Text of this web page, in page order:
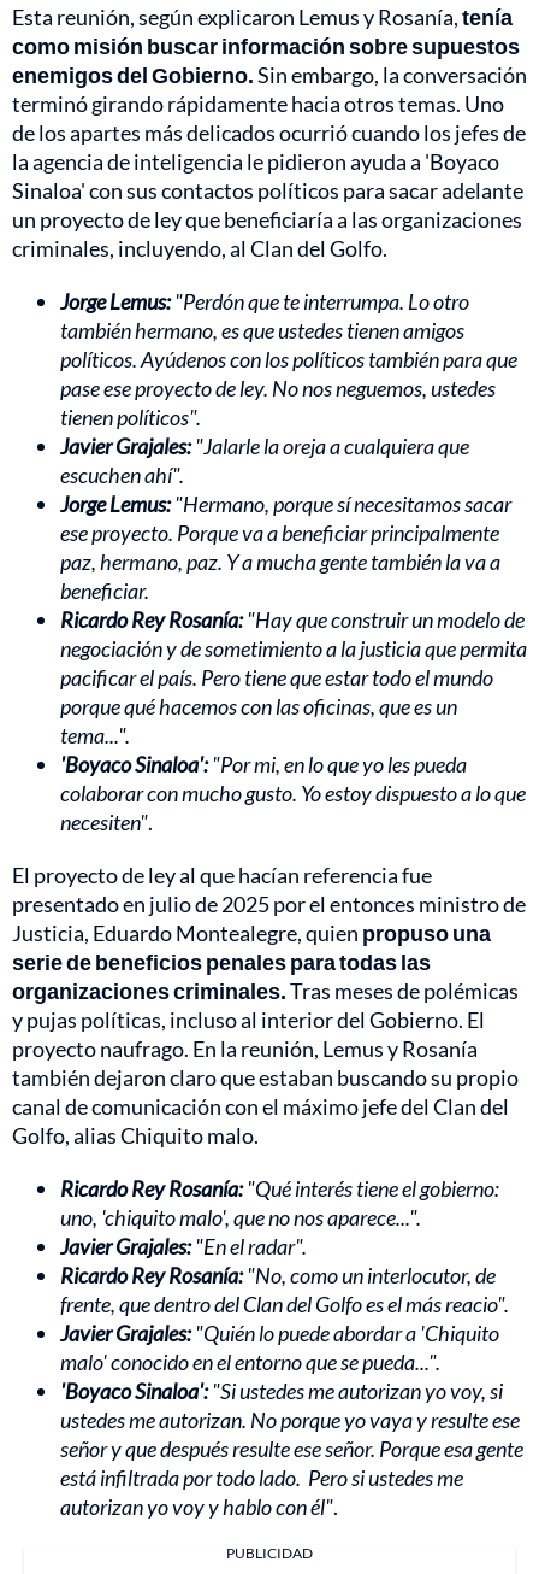
Esta reunión, según explicaron Lemus y Rosanía,tenía
como misión buscar información sobre supuestos
enemigos del Gobierno.Sin embargo, la conversación
terminó girando rápidamente hacia otros temas. Uno
de los apartes más delicados ocurrió cuando los jefes de
la agencia de inteligencia le pidieron ayuda a 'Boyaco
Sinaloa' con sus contactos políticos para sacar adelante
un proyecto de ley que beneficiaría a las organizaciones
criminales, incluyendo, al Clan del Golfo.
Jorge Lemus:"Perdón que te interrumpa. Lo otro
también hermano, es que ustedes tienen amigos
políticos. Ayúdenos con los políticos también para que
pase ese proyecto de ley. No nos neguemos, ustedes
tienen políticos".
Javier Grajales:"Jalarle la oreja a cualquiera que
escuchen ahí".
Jorge Lemus:"Hermano, porque sí necesitamos sacar
ese proyecto. Porque va a beneficiar principalmente
paz, hermano, paz. Y a mucha gente también la va a
beneficiar.
Ricardo Rey Rosanía:"Hay que construir un modelo de
negociación y de sometimiento a la justicia que permita
pacificar el país. Pero tiene que estar todo el mundo
porque qué hacemos con las oficinas, que es un
tema...".
'Boyaco Sinaloa':"Por mi, en lo que yo les pueda
colaborar con mucho gusto. Yo estoy dispuesto a lo que
necesiten".
El proyecto de ley al que hacían referencia fue
presentado en julio de 2025 por el entonces ministro de
Justicia, Eduardo Montealegre, quien propuso una
serie de beneficios penales para todas las
organizaciones criminales.Tras meses de polémicas
y pujas políticas, incluso al interior del Gobierno. El
proyecto naufrago. En la reunión, Lemus y Rosanía
también dejaron claro que estaban buscando su propio
canal de comunicación con el máximo jefe del Clan del
Golfo, alias Chiquito malo.
Ricardo Rey Rosanía:"Qué interés tiene el gobierno:
uno, 'chiquito malo', que no nos aparece...".
Javier Grajales:"En el radar".
Ricardo Rey Rosanía:"No, como un interlocutor, de
frente, que dentro del Clan del Golfo es el más reacio".
Javier Grajales:"Quién lo puede abordar a 'Chiquito
malo' conocido en el entorno que se pueda...".
'Boyaco Sinaloa':"Si ustedes me autorizan yo voy, si
ustedes me autorizan. No porque yo vaya y resulte ese
señor y que después resulte ese señor. Porque esa gente
está infiltrada por todo lado. Pero si ustedes me
autorizan yo voy y hablo con él".
PUBLICIDAD